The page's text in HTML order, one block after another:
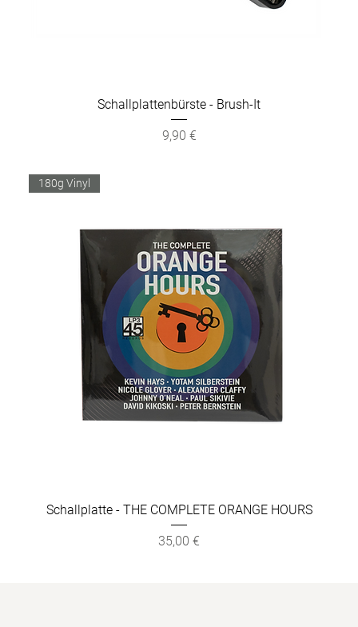
Schallplattenbürste - Brush-It
Preis
9,90 €
180g Vinyl
Schallplatte - THE COMPLETE ORANGE HOURS
Preis
35,00 €